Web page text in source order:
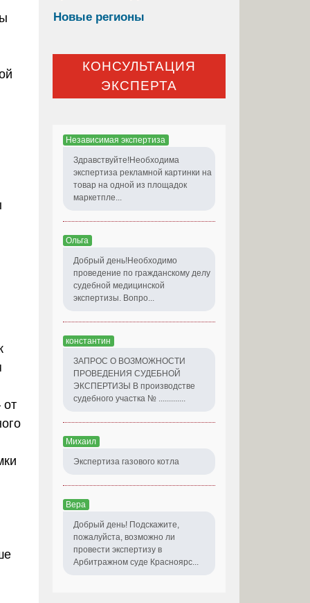
от
Новые регионы
КОНСУЛЬТАЦИЯ
ЭКСПЕРТА
Независимая экспертиза
Здравствуйте!Необходима
экспертиза рекламной картинки на
товар на одной из площадок
маркетпле...
Ольга
Добрый день!Необходимо
проведение по гражданскому делу
судебной медицинской
экспертизы. Вопро...
константин
ЗАПРОС О ВОЗМОЖНОСТИ
ПРОВЕДЕНИЯ СУДЕБНОЙ
ЭКСПЕРТИЗЫ В производстве
судебного участка № .............
Михаил
Экспертиза газового котла
Вера
Добрый день! Подскажите,
пожалуйста, возможно ли
провести экспертизу в
Арбитражном суде Красноярс...